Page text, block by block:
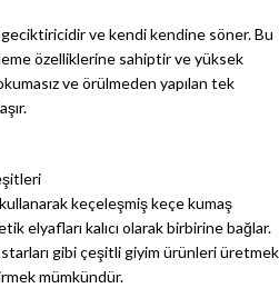
ve kendi kendine söner. Bu
özelliklerine sahiptir ve yüksek
ve örülmeden yapılan tek
keçeleşmiş keçe kumaş
elyafları kalıcı olarak birbirine bağlar.
gibi çeşitli giyim ürünleri üretmek
mümkündür.